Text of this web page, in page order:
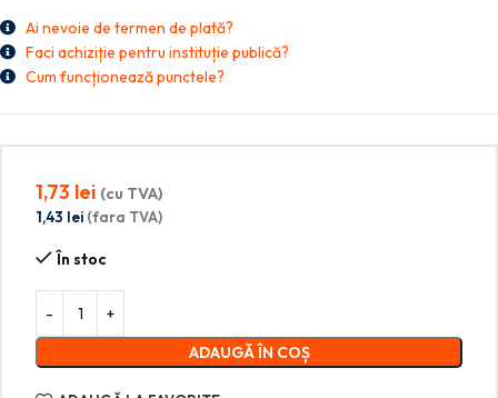
Ai nevoie de termen de plată?
Faci achiziție pentru instituție publică?
Cum funcționează punctele?
1,73 lei (cu TVA)
1,43 lei (fara TVA)
În stoc
ADAUGĂ ÎN COȘ